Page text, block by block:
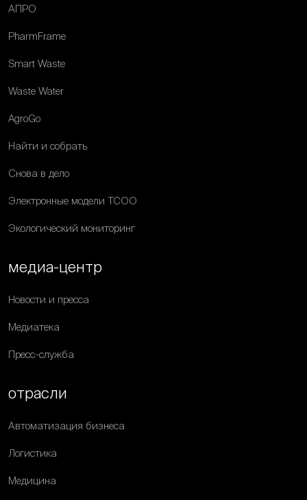
АПРО
PharmFrame
Smart Waste
Waste Water
AgroGo
Найти и собрать
Снова в дело
Электронные модели ТСОО
Экологический мониторинг
медиа-центр
Новости и пресса
Медиатека
Пресс-служба
отрасли
Автоматизация бизнеса
Логистика
Медицина